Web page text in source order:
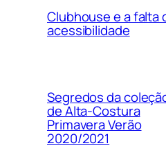
Clubhouse e a falta
acessibilidade
Segredos da
de Alta-Costura
Primavera Verão
2020/2021